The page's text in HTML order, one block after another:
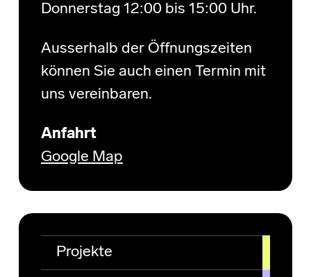
Donnerstag 12:00 bis 15:00 Uhr.
Ausserhalb der Öffnungszeiten
können Sie auch einen Termin mit
uns vereinbaren.
Anfahrt
Google Map
Projekte